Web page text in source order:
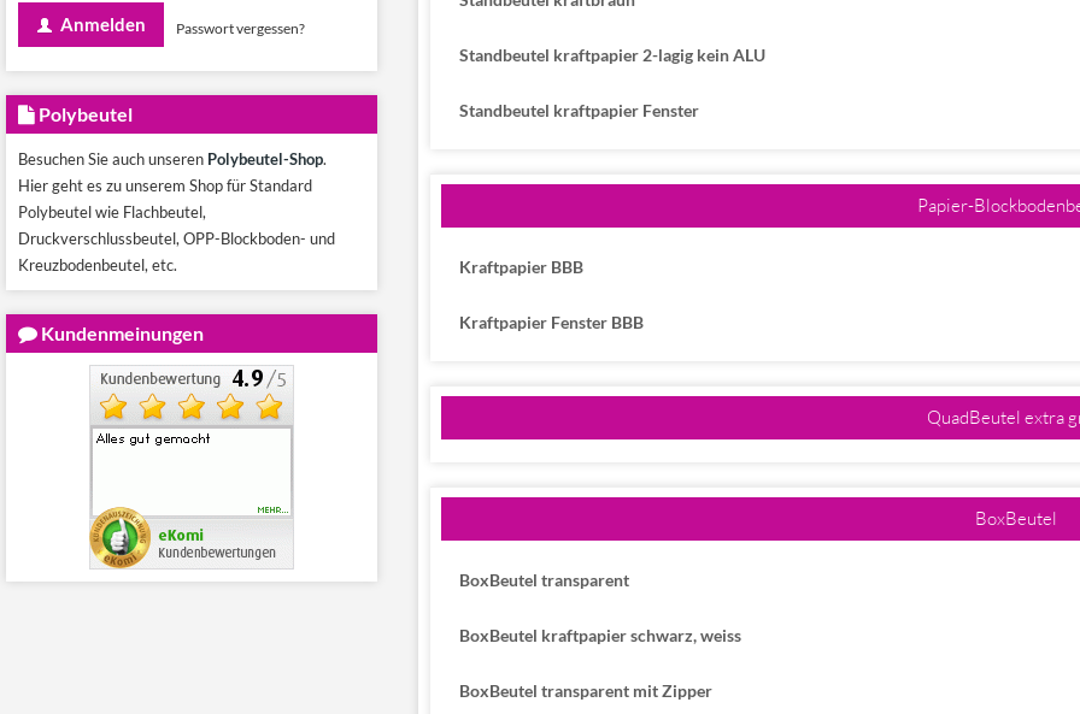
Standbeutel kraftpapier 2-lagig kein ALU
Standbeutel kraftpapier Fenster
Papier-
Kraftpapier BBB
Kraftpapier Fenster BBB
QuadBeutel extra
BoxBeutel
BoxBeutel transparent
BoxBeutel kraftpapier schwarz, weiss
BoxBeutel transparent mit Zipper
Anmelden Passwort vergessen?
Polybeutel
Besuchen Sie auch unseren Polybeutel-Shop.
Hier geht es zu unserem Shop für Standard
Polybeutel wie Flachbeutel,
Druckverschlussbeutel, OPP-Blockboden- und
Kreuzbodenbeutel, etc.
Kundenmeinungen